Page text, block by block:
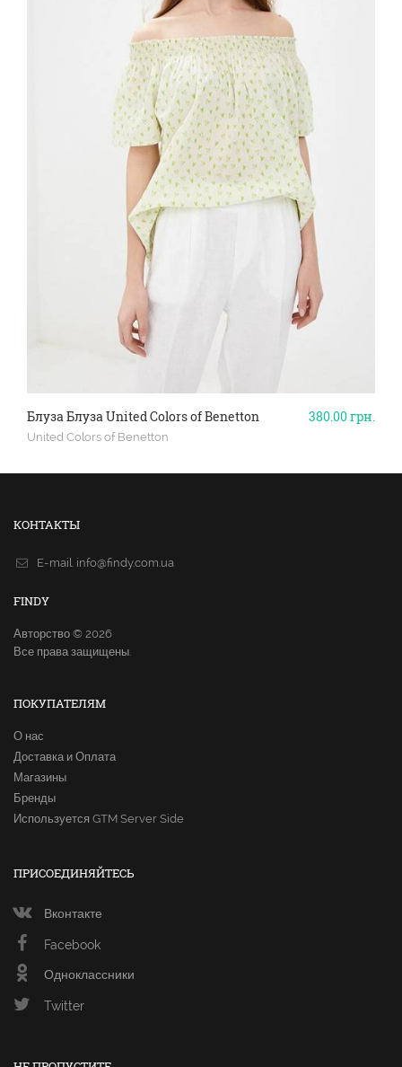
380.00грн.
Блуза Блуза United Colors of Benetton
United Colors of Benetton
КОНТАКТЫ
E-mail. info@findy.com.ua
FINDY
Авторство © 2026
Все права защищены.
ПОКУПАТЕЛЯМ
О нас
Доставка и Оплата
Магазины
Бренды
Используется GTM Server Side
ПРИСОЕДИНЯЙТЕСЬ
Вконтакте
Facebook
Одноклассники
Twitter